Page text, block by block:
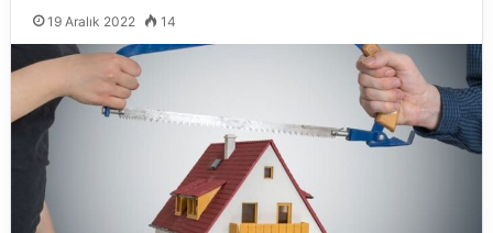
19 Aralık 2022 14